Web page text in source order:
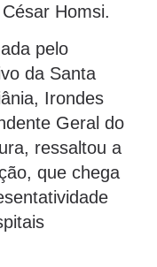
Homsi.
pelo
da Santa
Irondes
Geral do
ressaltou a
que chega